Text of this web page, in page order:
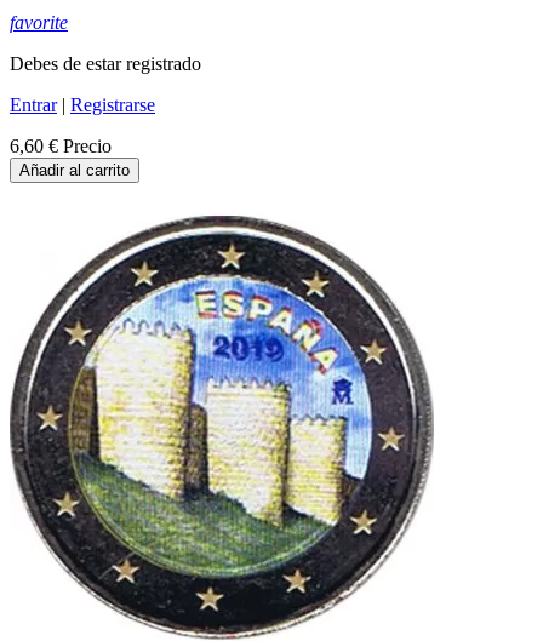
favorite
Debes de estar registrado
Entrar| Registrarse
6,60 € Precio
Añadir al carrito